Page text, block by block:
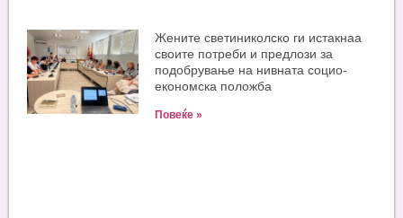
Жените светиниколско ги истакнаа
своите потреби и предлози за
подобрување на нивната социо-
економска положба
Повеќе »